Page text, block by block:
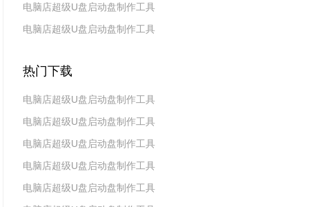
v7.5_2511
电脑店超级U盘启动盘制作工具
v7.5_2509
电脑店超级U盘启动盘制作工具
热门下载
电脑店超级U盘启动盘制作工具
v7.5_2606
电脑店超级U盘启动盘制作工具
v7.5_2604
电脑店超级U盘启动盘制作工具
v7.5_2602
电脑店超级U盘启动盘制作工具
v7.5 2019(天蓬元帅版)
电脑店超级U盘启动盘制作工具